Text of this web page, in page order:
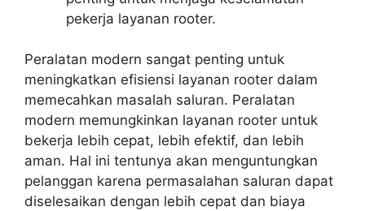
pekerja layanan rooter.
Peralatan modern sangat penting untuk
meningkatkan efisiensi layanan rooter dalam
memecahkan masalah saluran. Peralatan
modern memungkinkan layanan rooter untuk
bekerja lebih cepat, lebih efektif, dan lebih
aman. Hal ini tentunya akan menguntungkan
pelanggan karena permasalahan saluran dapat
diselesaikan dengan lebih cepat dan biaya